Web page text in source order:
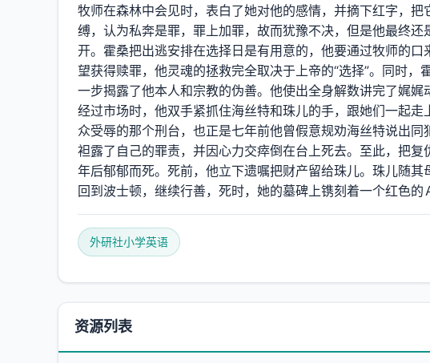
牧师在森林中会见时，表白了她对他的感情，并摘下红字，
缚，认为私奔是罪，罪上加罪，故而犹豫不决，但是他最终
开。霍桑把出逃安排在选择日是有用意的，他要通过牧师的
望获得赎罪，他灵魂的拯救完全取决于上帝的“选择”。同时
一步揭露了他本人和宗教的伪善。他使出全身解数讲完了娓
经过市场时，他双手紧抓住海丝特和珠儿的手，跟她们一起
众受辱的那个刑台，也正是七年前他曾假意规劝海丝特说出
袒露了自己的罪责，并因心力交瘁倒在台上死去。至此，把
年后郁郁而死。死前，他立下遗嘱把财产留给珠儿。珠儿随
回到波士顿，继续行善，死时，她的墓碑上镌刻着一个红色的
外研社小学英语
资源列表